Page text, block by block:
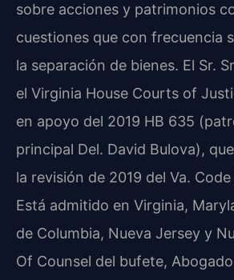
sobre acciones y patrimonios
cuestiones que con frecuencia
la separación de bienes. El Sr.
el Virginia House Courts of
en apoyo del 2019 HB 635
principal Del. David Bulova),
la revisión de 2019 del Va.
Está admitido en Virginia,
de Columbia, Nueva Jersey y
Of Counsel del bufete,